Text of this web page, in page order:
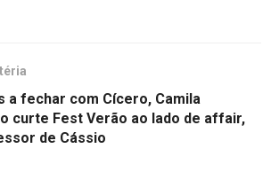
a fechar com Cícero, Camila
curte Fest Verão ao lado de affair,
de Cássio